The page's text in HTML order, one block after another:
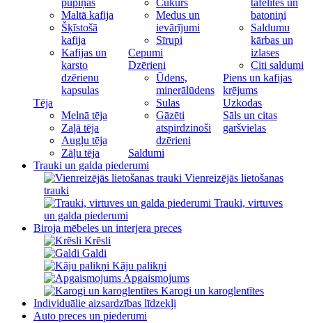
pupiņas
Maltā kafija
Šķīstošā
kafija
Kafijas un
karsto
dzērienu
kapsulas
Tēja
Melnā tēja
Zaļā tēja
Augļu tēja
Zāļu tēja
Cukurs
Medus un
ievārījumi
Sīrupi
Cepumi
Dzērieni
Ūdens,
minerālūdens
Sulas
Gāzēti
atspirdzinoši
dzērieni
Saldumi
tāfelītes un
batoniņi
Saldumu
kārbas un
izlases
Citi saldumi
Piens un kafijas
krējums
Uzkodas
Sāls un citas
garšvielas
Trauki un galda piederumi
Vienreizējās lietošanas
trauki
Trauki, virtuves
un galda piederumi
Biroja mēbeles un interjera preces
Krēsli
Galdi
Kāju palikņi
Apgaismojums
Karogi un karoglentītes
Individuālie aizsardzības līdzekļi
Auto preces un piederumi